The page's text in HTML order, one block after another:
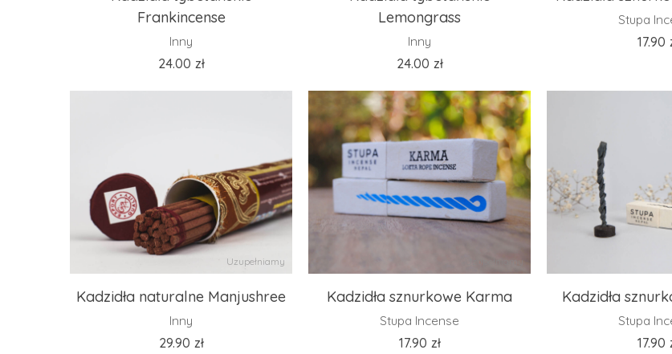
Frankincense
Inny
24.00 zł
Lemongrass
Inny
24.00 zł
Stupa
17.90
Uzupełniamy
Kadzidła naturalne Manjushree
Inny
29.90 zł
Kadzidła sznurkowe Karma
Stupa Incense
17.90 zł
Kadzidła
Stupa
17.90